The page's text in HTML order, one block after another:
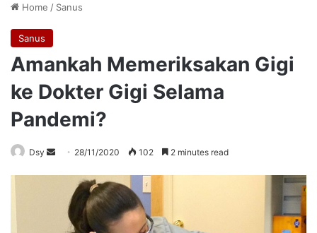
Home / Sanus
Sanus
Amankah Memeriksakan Gigi
ke Dokter Gigi Selama
Pandemi?
Dsy
Send 28/11/2020 102 2 minutes read